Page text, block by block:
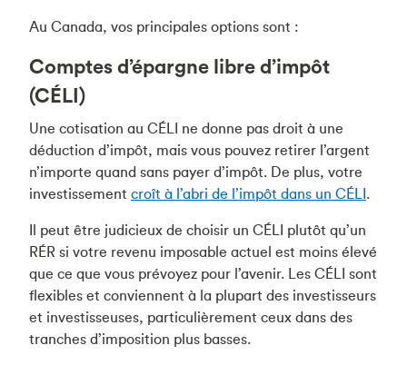
Au Canada, vos principales options sont :
Comptes d’épargne libre d’impôt
(CÉLI)
Une cotisation au CÉLI ne donne pas droit à une
déduction d’impôt, mais vous pouvez retirer l’argent
n’importe quand sans payer d’impôt. De plus, votre
investissement croît à l’abri de l’impôt dans un CÉLI.
Il peut être judicieux de choisir un CÉLI plutôt qu’un
RÉR si votre revenu imposable actuel est moins élevé
que ce que vous prévoyez pour l’avenir. Les CÉLI sont
flexibles et conviennent à la plupart des investisseurs
et investisseuses, particulièrement ceux dans des
tranches d’imposition plus basses.